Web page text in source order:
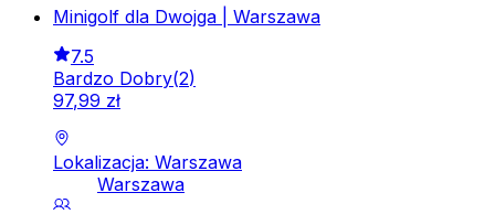
Minigolf dla Dwojga | Warszawa
7.5
Bardzo Dobry(2)
97,99 zł
Lokalizacja: Warszawa
Warszawa